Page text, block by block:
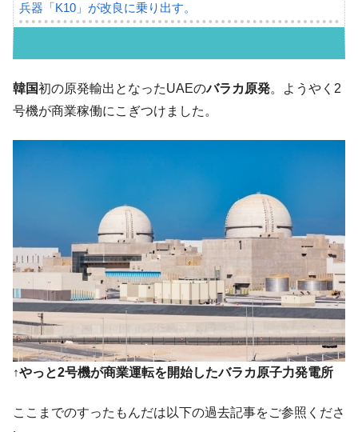
兵器「K10」が改良に乗り出す。
『Money1』
韓国･李在明「青年層の雇用状況が悪い。せ
や、若者に起業させよう」⇒ どんな雇用対策だソレ。
ル。外平債の発行「19.4億ドル」
韓国･李在明さっそく不動産対策で浅薄な発
『Money1』
韓国は「中国と同じく」投資に不適格な国
だ。
『Money1』
『韓国銀行』が「金の保有量を増やしま
す」⇒「金を経由するドル入手」手段ではないのか？
『Money1』
韓国･外為取引量「1日当たり1,214.4億ド
ル」まで拡大 ⇒ 海外資金の動きに強く左右される状態
い「50.5％」に上昇
韓国初の原発輸出となったUAEのバラカ原発。ようやく2
号機が商業稼働にこぎつけました。
↑やっと2号機が商業運転を開始したバラカ原子力発電所
ここまでのすったもんだは以下の過去記事をご参照くださ